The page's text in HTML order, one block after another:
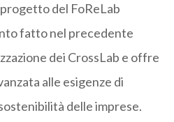
del FoReLab
fatto nel precedente
dei CrossLab e offre
alle esigenze di
delle imprese.